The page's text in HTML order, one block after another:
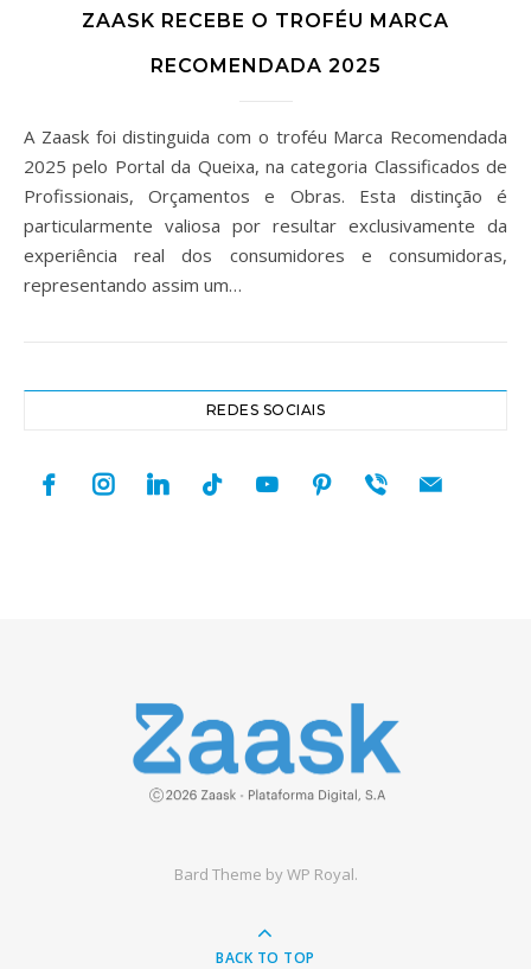
ZAASK RECEBE O TROFÉU MARCA
RECOMENDADA 2025
A Zaask foi distinguida com o troféu Marca Recomendada
2025 pelo Portal da Queixa, na categoria Classificados de
Profissionais, Orçamentos e Obras. Esta distinção é
particularmente valiosa por resultar exclusivamente da
experiência real dos consumidores e consumidoras,
representando assim um…
REDES SOCIAIS
facebookinstagramlinkedintiktok youtubepinterest
viber mail
Bard Theme byWP Royal.
BACK TO TOP